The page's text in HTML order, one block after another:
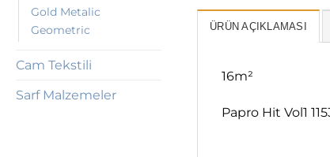
Gold Metalic
Geometric
Cam Tekstili
Sarf Malzemeler
ÜRÜN AÇIKLAMASI
16m²
Papro Hit Vol1